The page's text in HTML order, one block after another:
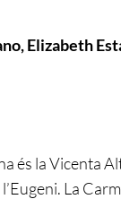
Elizabeth
és la Vicenta
La